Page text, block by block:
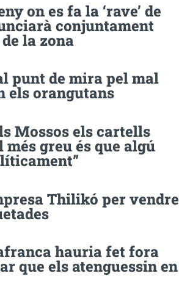
on es fa la ‘rave’ de
conjuntament
la zona
punt de mira pel mal
els orangutans
Mossos els cartells
més greu és que algú
Thilikó per vendre
hauria fet fora
que els atenguessin en